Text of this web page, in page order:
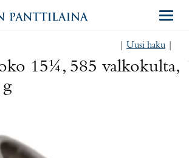
Uusi haku
15¼, 585 valkokulta,